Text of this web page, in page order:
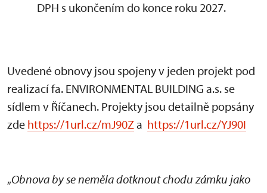
DPH s ukončením do konce roku 2027.
Uvedené obnovy jsou spojeny v jeden projekt pod
realizací fa. ENVIRONMENTAL BUILDING a.s. se
sídlem v Říčanech. Projekty jsou detailně popsány
zde https://1url.cz/mJ90Za https://1url.cz/YJ90I
„Obnova by se neměla dotknout chodu zámku jako